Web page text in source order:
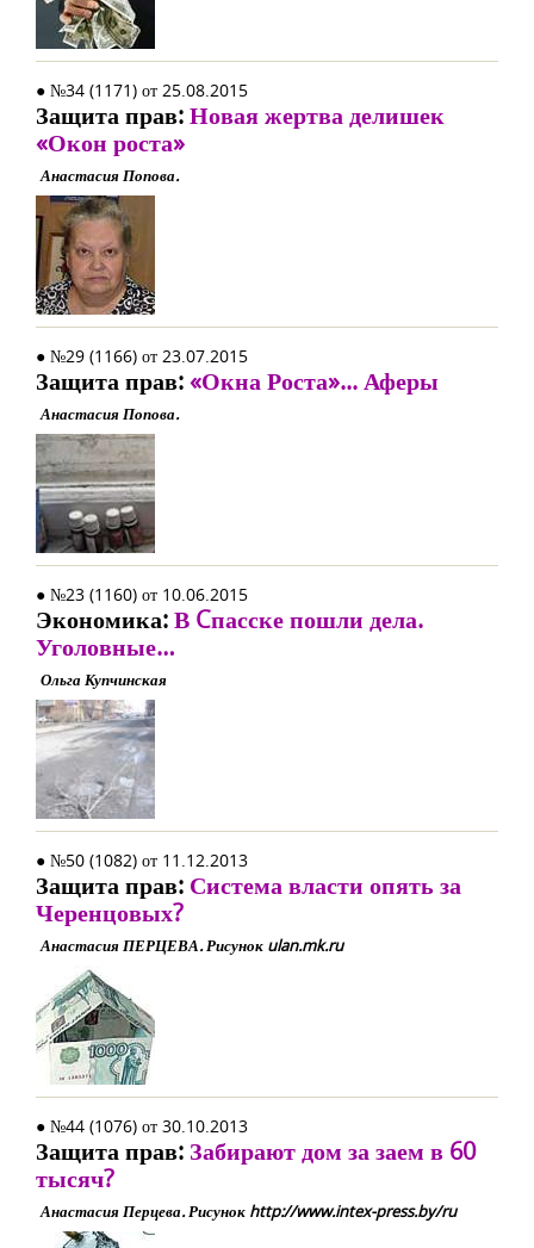
● №34 (1171) от 25.08.2015
Защита прав:Новая жертва делишек
«Окон роста»
Анастасия Попова.
● №29 (1166) от 23.07.2015
Защита прав:«Окна Роста»... Аферы
Анастасия Попова.
● №23 (1160) от 10.06.2015
Экономика:В Cпасске пошли дела.
Уголовные…
Ольга Купчинская
● №50 (1082) от 11.12.2013
Защита прав: Система власти опять за
Черенцовых?
Анастасия ПЕРЦЕВА. Рисунок ulan.mk.ru
● №44 (1076) от 30.10.2013
Защита прав: Забирают дом за заем в 60
тысяч?
Анастасия Перцева. Рисунок http://www.intex-press.by/ru